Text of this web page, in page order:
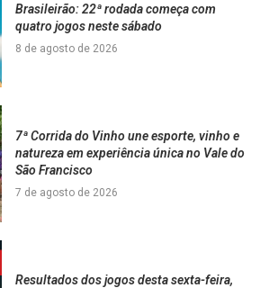
Brasileirão: 22ª rodada começa com
quatro jogos neste sábado
8 de agosto de 2026
7ª Corrida do Vinho une esporte, vinho e
natureza em experiência única no Vale do
São Francisco
7 de agosto de 2026
Resultados dos jogos desta sexta-feira,